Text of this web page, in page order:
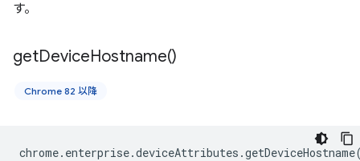
す。
getDeviceHostname()
Chrome 82 以降
chrome. enterprise.deviceAttributes .getDeviceHostname